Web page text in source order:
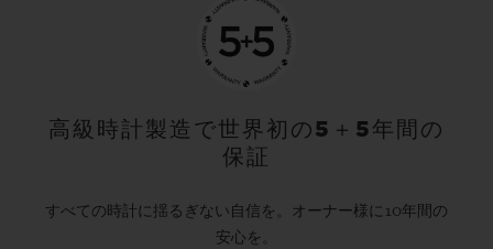
高級時計製造で世界初の5＋5年間の
保証
すべての時計に揺るぎない自信を。オーナー様に10年間の
安心を。